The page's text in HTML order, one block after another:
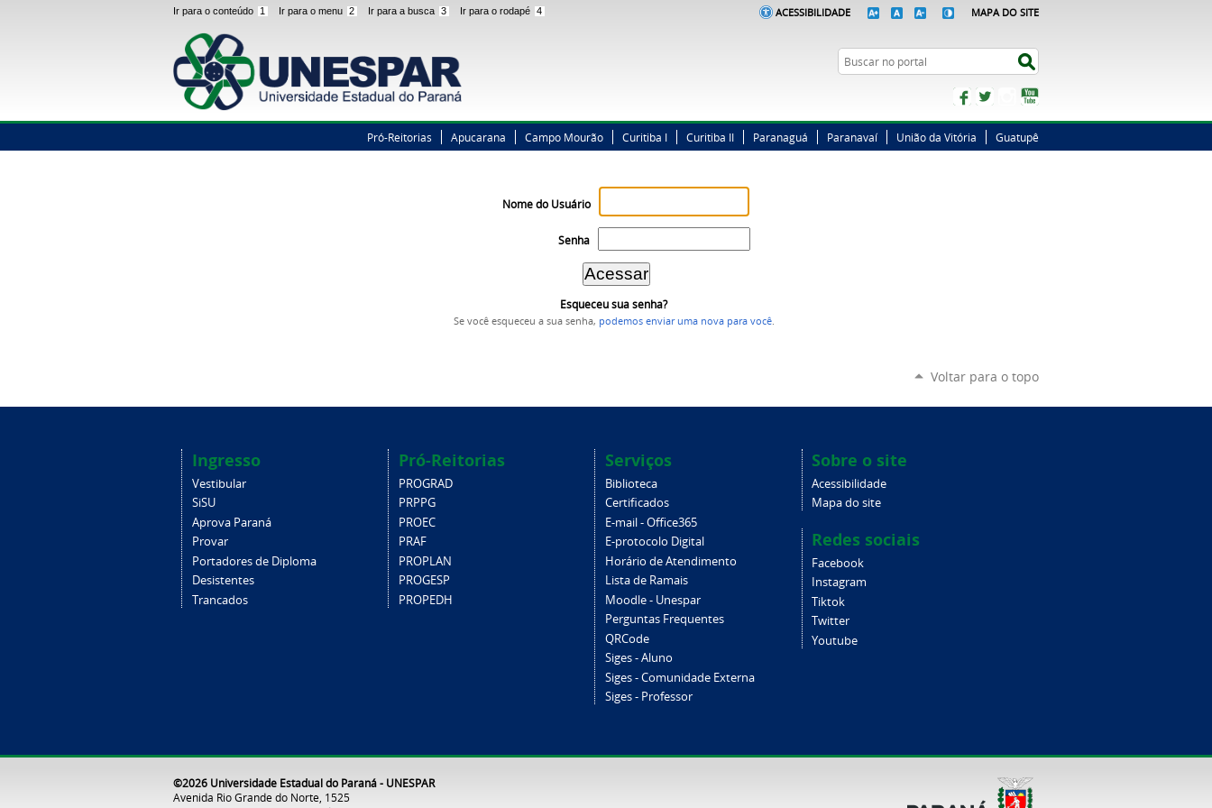
Ir para o conteúdo 1 Ir para o menu 2 Ir para a busca 3 Ir para o rodapé 4 ACESSIBILIDADE MAPA DO SITE
Busca
FacebookTwitterInstagram
Pró-Reitorias Apucarana Campo Mourão Curitiba I Curitiba II Paranaguá Paranavaí União da Vitória Guatupê
Nome do Usuário
Senha
Esqueceu sua senha?
Se você esqueceu a sua senha, podemos enviar uma nova para você.
Voltar para o topo
Ingresso
Vestibular
SiSU
Aprova Paraná
Provar
Portadores de Diploma
Desistentes
Trancados
Pró-Reitorias
PROGRAD
PRPPG
PROEC
PRAF
PROPLAN
PROGESP
PROPEDH
Serviços
Biblioteca
Certificados
E-mail - Office365
E-protocolo Digital
Horário de Atendimento
Lista de Ramais
Moodle - Unespar
Perguntas Frequentes
QRCode
Siges - Aluno
Siges - Comunidade Externa
Siges - Professor
Sobre o site
Acessibilidade
Mapa do site
Redes sociais
Facebook
Instagram
Tiktok
Twitter
Youtube
©2026 Universidade Estadual do Paraná - UNESPAR
Avenida Rio Grande do Norte, 1525